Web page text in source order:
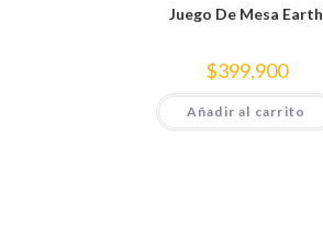
Juego De Mesa Earth
$399,900
Añadir al carrito